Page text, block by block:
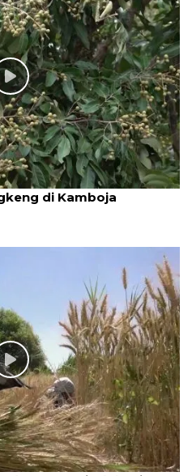
di Kamboja